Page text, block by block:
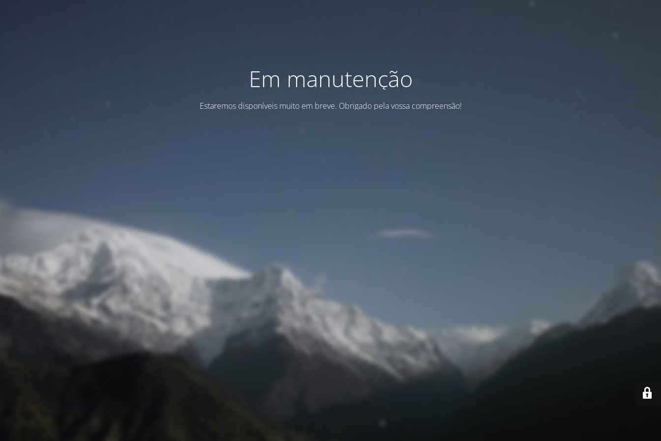
Em manutenção
Estaremos disponíveis muito em breve. Obrigado pela vossa compreensão!